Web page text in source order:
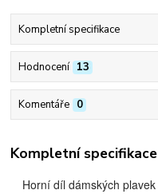
Kompletní specifikace
Hodnocení 13
Komentáře 0
Kompletní specifikace
Horní díl dámských plavek